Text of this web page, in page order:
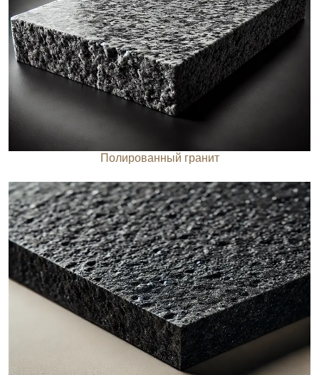
Полированный гранит